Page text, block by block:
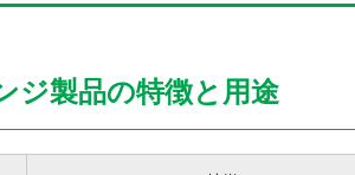
ジ製品の特徴と用途